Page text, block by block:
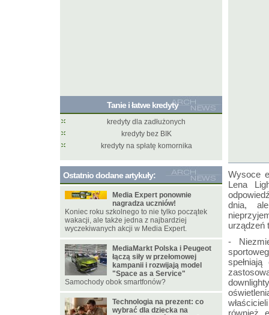
Wysoce
Lena
dnia,
urządzeń
-
również
Tanie i łatwe kredyty
kredyty dla zadłużonych
kredyty bez BIK
kredyty na spłatę komornika
Ostatnio dodane artykuły:
Media Expert ponownie
nagradza uczniów!
Koniec roku szkolnego to nie tylko początek
wakacji, ale także jedna z najbardziej
wyczekiwanych akcji w Media Expert.
MediaMarkt Polska i Peugeot
łączą siły w przełomowej
kampanii i rozwijają model
"Space as a Service"
Samochody obok smartfonów?
Technologia na prezent: co
wybrać dla dziecka na